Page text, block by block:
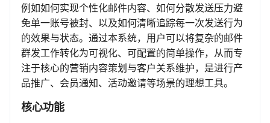
例如如何实现个性化邮件内容、如何分散发送压力避
免单一账号被封、以及如何清晰追踪每一次发送行为
的效果与状态。通过本系统，用户可以将复杂的邮件
群发工作转化为可视化、可配置的简单操作，从而专
注于核心的营销内容策划与客户关系维护，是进行产
品推广、会员通知、活动邀请等场景的理想工具。
核心功能